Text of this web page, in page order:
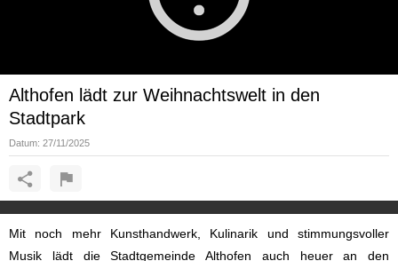
Althofen lädt zur Weihnachtswelt in den
Stadtpark
Datum: 27/11/2025
Mit noch mehr Kunsthandwerk, Kulinarik und stimmungsvoller
Musik lädt die Stadtgemeinde Althofen auch heuer an den